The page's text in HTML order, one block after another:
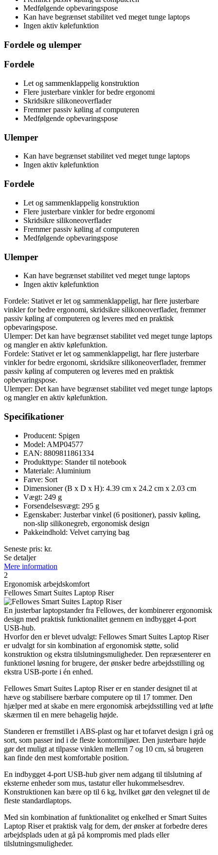
Medfølgende opbevaringspose
Kan have begrænset stabilitet ved meget tunge laptops
Ingen aktiv kølefunktion
Fordele og ulemper
Fordele
Let og sammenklappelig konstruktion
Flere justerbare vinkler for bedre ergonomi
Skridsikre silikoneoverflader
Fremmer passiv køling af computeren
Medfølgende opbevaringspose
Ulemper
Kan have begrænset stabilitet ved meget tunge laptops
Ingen aktiv kølefunktion
Fordele
Let og sammenklappelig konstruktion
Flere justerbare vinkler for bedre ergonomi
Skridsikre silikoneoverflader
Fremmer passiv køling af computeren
Medfølgende opbevaringspose
Ulemper
Kan have begrænset stabilitet ved meget tunge laptops
Ingen aktiv kølefunktion
Fordele: Stativet er let og sammenklappeligt, har flere justerbare
vinkler for bedre ergonomi, skridsikre silikoneoverflader, fremmer
passiv køling af computeren og leveres med en praktisk
opbevaringspose.
Ulemper: Det kan have begrænset stabilitet ved meget tunge laptops
og mangler en aktiv kølefunktion.
Fordele: Stativet er let og sammenklappeligt, har flere justerbare
vinkler for bedre ergonomi, skridsikre silikoneoverflader, fremmer
passiv køling af computeren og leveres med en praktisk
opbevaringspose.
Ulemper: Det kan have begrænset stabilitet ved meget tunge laptops
og mangler en aktiv kølefunktion.
Specifikationer
Producent: Spigen
Model: AMP04577
EAN: 8809811861334
Produkttype: Stander til notebook
Materiale: Aluminium
Farve: Sort
Dimensioner (B x D x H): 4.39 cm x 24.2 cm x 2.03 cm
Vægt: 249 g
Forsendelsesvægt: 295 g
Egenskaber: Justerbar vinkel (6 positioner), passiv køling,
non-slip silikonegreb, ergonomisk design
Pakkeindhold: Velvet carrying bag
Seneste pris: kr.
Se detaljer
Mere information
2
Ergonomisk arbejdskomfort
Fellowes Smart Suites Laptop Riser
En justerbar laptopstander fra Fellowes, der kombinerer ergonomisk
design med praktisk funktionalitet gennem en indbygget 4-port
USB-hub.
Hvorfor den er blevet udvalgt: Fellowes Smart Suites Laptop Riser
er udvalgt for sin kombination af ergonomisk støtte, solid
konstruktion og ekstra tilslutningsmuligheder. Den repræsenterer en
funktionel løsning for brugere, der ønsker bedre arbejdsstilling og
ekstra USB-porte i én enhed.
Fellowes Smart Suites Laptop Riser er en stander designet til at
hæve og stabilisere bærbare computere op til 17 tommer. Den
hjælper med at skabe en mere ergonomisk arbejdsstilling ved at løfte
skærmen til en mere behagelig højde.
Standeren er fremstillet i ABS-plast og har et tofarvet design i grå og
sort, som passer ind i de fleste kontormiljøer. Den justerbare højde
gør det muligt at tilpasse vinklen mellem 7 og 10 cm, så brugeren
kan finde den mest komfortable position.
En indbygget 4-port USB-hub giver nem adgang til tilslutning af
eksterne enheder som mus, tastatur eller hukommelsesdrev.
Konstruktionen kan bære op til 6 kg, hvilket gør den velegnet til de
fleste standardlaptops.
Med sin kombination af funktionalitet og enkelhed er Smart Suites
Laptop Riser et praktisk valg for dem, der ønsker at forbedre deres
arbejdsplads uden at gå på kompromis med plads eller
tilslutningsmuligheder.